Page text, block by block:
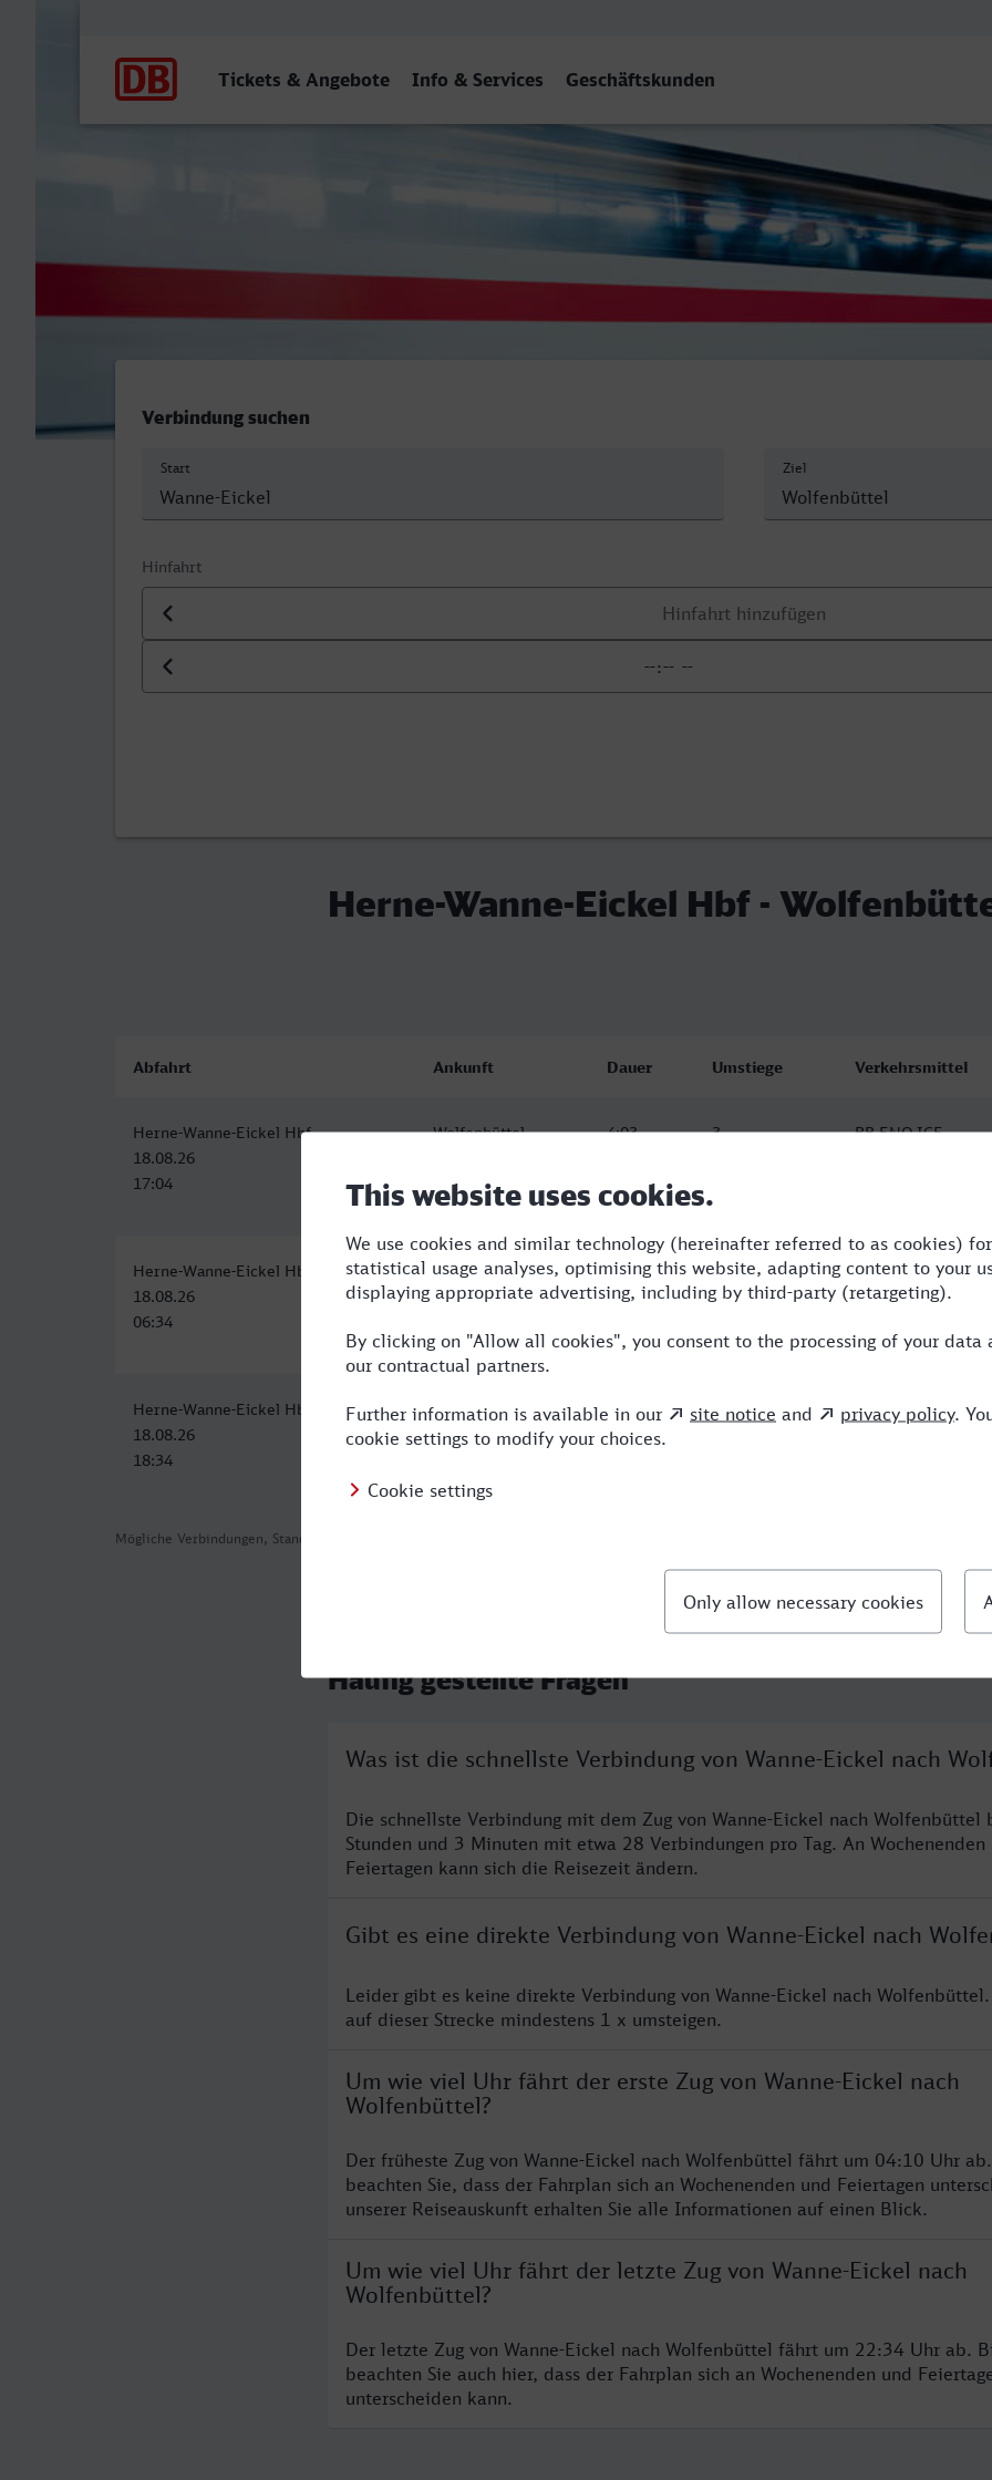
Tickets & Angebote Info & Services Geschäftskunden
Herne-Wanne-Eickel Hbf - Wolfenbüttel
Verbindung suchen
Start Ziel
Hinfahrt
Datum der Hinfahrt
Uhrzeit der Hinfahrt
Herne-Wanne-Eickel Hbf -
Mögliche Verbindungen, Stand: 2026-08-04 06:14
Abfahrt Ankunft Dauer Umstiege Verkehrsmittel
Herne-Wanne-Eickel Hbf
18.08.26
17:04
Wolfenbüttel
21:07
4:03 3 RB,ENO,ICE
Herne-Wanne-Eickel Hbf
18.08.26
06:34
Wolfenbüttel
18.08.26
4:33 3 RB,ERB,ENO,ICE
Herne-Wanne-Eickel Hbf
18.08.26
18:34
Wolfenbüttel
18.08.26
4:33 3 RB,ERB,ENO,ICE
Häufig gestellte Fragen
Was ist die schnellste Verbindung von Wanne-Eickel nach
Die schnellste Verbindung mit dem Zug von Wanne-Eickel nach Wolfenbüttel
Stunden und 3 Minuten mit etwa 28 Verbindungen pro Tag. An Wochenenden
Feiertagen kann sich die Reisezeit ändern.
Gibt es eine direkte Verbindung von Wanne-Eickel nach
Leider gibt es keine direkte Verbindung von Wanne-Eickel nach Wolfenbüttel.
auf dieser Strecke mindestens 1 x umsteigen.
Um wie viel Uhr fährt der erste Zug von Wanne-Eickel nach
Wolfenbüttel?
Der früheste Zug von Wanne-Eickel nach Wolfenbüttel fährt um 04:10 Uhr
beachten Sie, dass der Fahrplan sich an Wochenenden und Feiertagen
unserer Reiseauskunft erhalten Sie alle Informationen auf einen Blick.
Um wie viel Uhr fährt der letzte Zug von Wanne-Eickel nach
Wolfenbüttel?
Der letzte Zug von Wanne-Eickel nach Wolfenbüttel fährt um 22:34 Uhr ab.
beachten Sie auch hier, dass der Fahrplan sich an Wochenenden und
unterscheiden kann.